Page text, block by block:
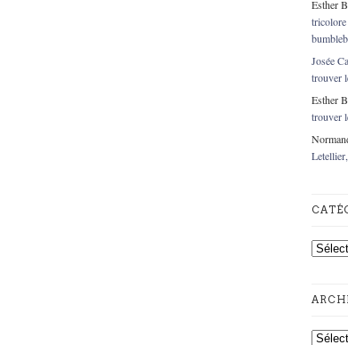
Esther
Josée
trouver
Esther
trouver